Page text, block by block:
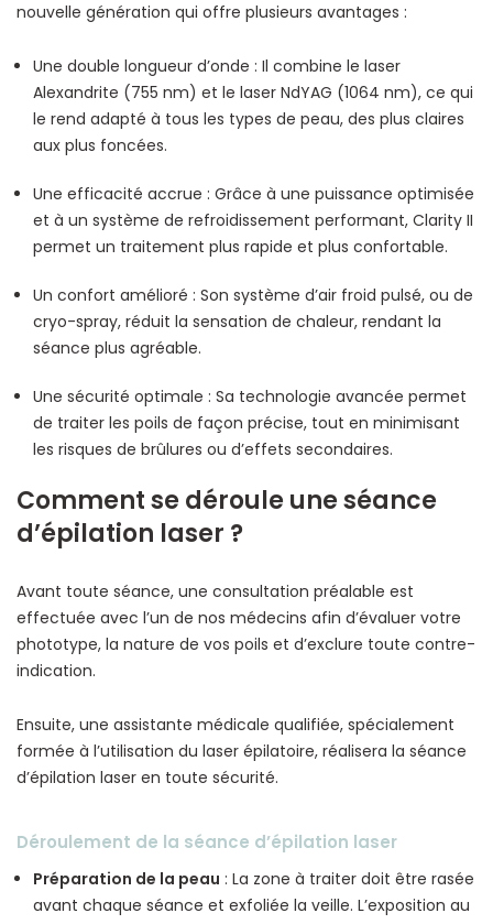
nouvelle génération qui offre plusieurs avantages :
Une double longueur d’onde : Il combine le laser
Alexandrite (755 nm) et le laser NdYAG (1064 nm), ce qui
le rend adapté à tous les types de peau, des plus claires
aux plus foncées.
Une efficacité accrue : Grâce à une puissance optimisée
et à un système de refroidissement performant, Clarity II
permet un traitement plus rapide et plus confortable.
Un confort amélioré : Son système d’air froid pulsé, ou de
cryo-spray, réduit la sensation de chaleur, rendant la
séance plus agréable.
Une sécurité optimale : Sa technologie avancée permet
de traiter les poils de façon précise, tout en minimisant
les risques de brûlures ou d’effets secondaires.
Comment se déroule une séance
d’épilation laser ?
Avant toute séance, une consultation préalable est
effectuée avec l’un de nos médecins afin d’évaluer votre
phototype, la nature de vos poils et d’exclure toute contre-
indication.
Ensuite, une assistante médicale qualifiée, spécialement
formée à l’utilisation du laser épilatoire, réalisera la séance
d’épilation laser en toute sécurité.
Déroulement de la séance d’épilation laser
Préparation de la peau : La zone à traiter doit être rasée
avant chaque séance et exfoliée la veille. L’exposition au